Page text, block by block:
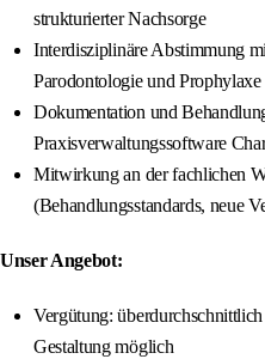
strukturierter Nachsorge
Interdisziplinäre Abstimmung
Parodontologie und Prophylaxe
Dokumentation und
Praxisverwaltungssoftware
Mitwirkung an der fachlichen
(Behandlungsstandards, neue
Unser Angebot:
Vergütung:
Gestaltung möglich